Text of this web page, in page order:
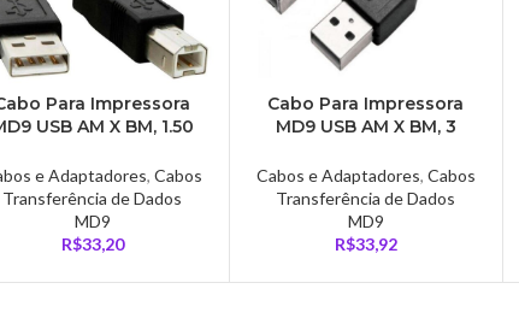
Para Impressora
USB AM X BM, 1.50
e Adaptadores, Cabos
Transferência de Dados
MD9
R$33,20
Cabo Para Impressora
MD9 USB AM X BM, 3
Cabos e Adaptadores, Cabos
Transferência de Dados
MD9
R$33,92